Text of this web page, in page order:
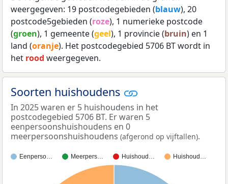
weergegeven: 19 postcodegebieden (blauw), 20
postcode5gebieden (roze), 1 numerieke postcode
(groen), 1 gemeente (geel), 1 provincie (bruin) en 1
land (oranje). Het postcodegebied 5706 BT wordt in
het rood weergegeven.
Soorten huishoudens
In 2025 waren er 5 huishoudens in het
postcodegebied 5706 BT. Er waren 5
eenpersoonshuishoudens en 0
meerpersoonshuishoudens (afgerond op vijftallen).
Eenperso… Meerpers… Huishoud… Huishoud…